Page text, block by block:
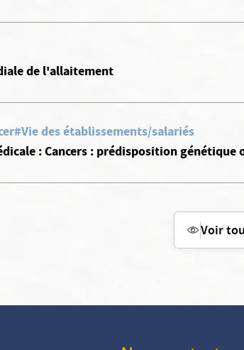
de l'allaitement
#Vie des établissements/salariés
: Cancers : prédisposition génétique
Voir